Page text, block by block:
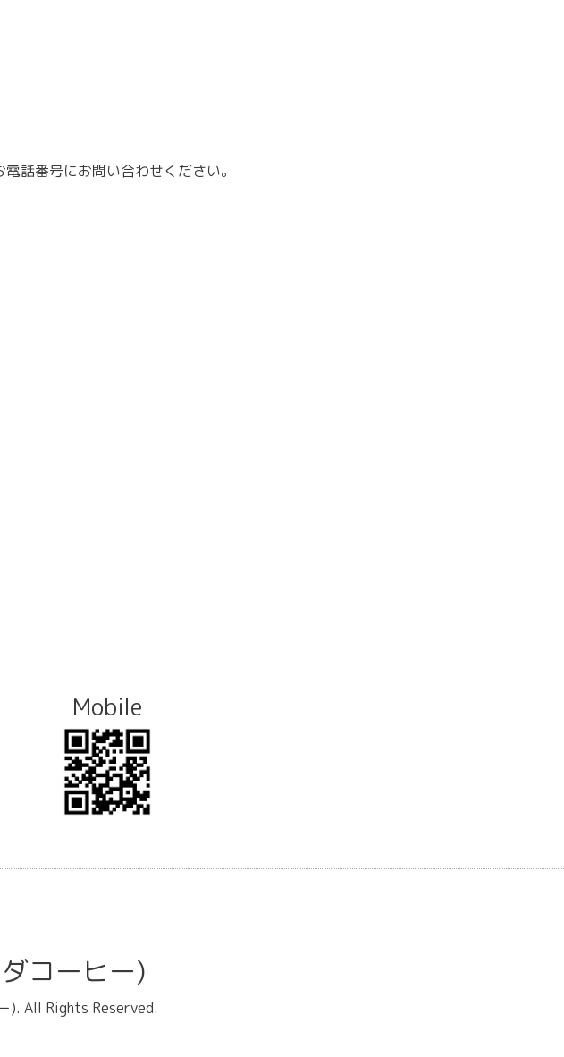
話番号にお問い合わせください。
Mobile
コーヒー)
). All Rights Reserved.